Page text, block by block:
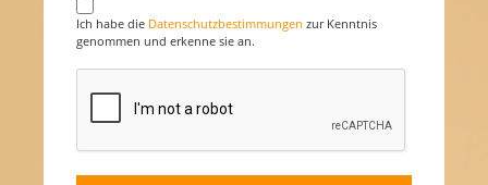
Ich habe die Datenschutzbestimmungen zur Kenntnis
genommen und erkenne sie an.